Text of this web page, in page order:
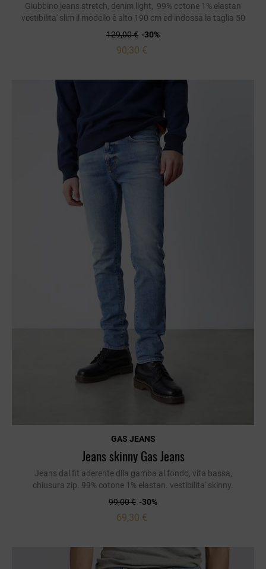
Giubbino jeans stretch, denim light, 99% cotone 1% elastan
vestibilita' slim il modello è alto 190 cm ed indossa la taglia 50
129,00 € -30%
90,30 €
GAS JEANS
Jeans skinny Gas Jeans
Jeans dal fit aderente dlla gamba al fondo, vita bassa,
chiusura zip. 99% cotone 1% elastan. vestibilita' skinny.
99,00 € -30%
69,30 €